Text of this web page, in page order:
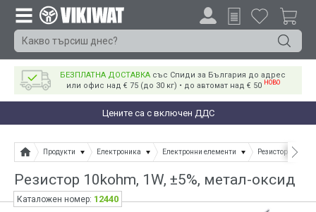
БЕЗПЛАТНА ДОСТАВКА със Спиди за България до адрес
или офис над € 75 (до 30 кг) • до автомат над € 50 НОВО
Цените са с включен ДДС
Продукти Електроника Електронни елементи Резистори
Резистор 10kohm, 1W, ±5%, метал-оксид
Каталожен номер: 12440